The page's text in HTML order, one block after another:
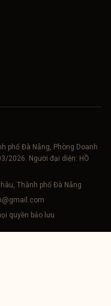
phố Đà Nẵng, Phòng Doanh
2026. Người đại diện: HỒ
Thành phố Đà Nẵng
quyền bảo lưu